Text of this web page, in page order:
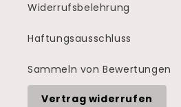
Widerrufsbelehrung
Haftungsausschluss
Sammeln von Bewertungen
Vertrag widerrufen